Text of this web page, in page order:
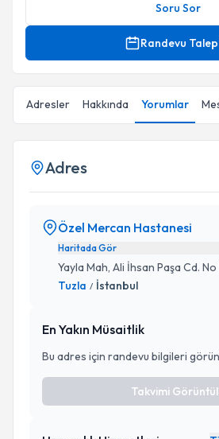
Soru Sor
Randevu
Adresler Hakkında Yorumlar
Adres
Özel Mercan Hastanesi
Haritada Gör
Yayla Mah, Ali İhsan Paşa Cd. No
Tuzla / İstanbul
En Yakın Müsaitlik
Bu adres için randevu bilgileri
Takvimi